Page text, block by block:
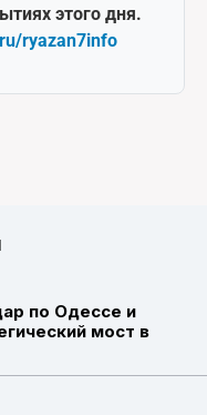
этого дня.
ryazan7info
по Одессе и
мост в